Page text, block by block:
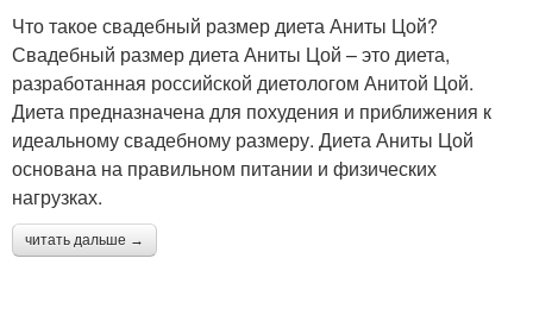
Что такое свадебный размер диета Аниты Цой?
Свадебный размер диета Аниты Цой – это диета,
разработанная российской диетологом Анитой Цой.
Диета предназначена для похудения и приближения к
идеальному свадебному размеру. Диета Аниты Цой
основана на правильном питании и физических
нагрузках.
читать дальше →